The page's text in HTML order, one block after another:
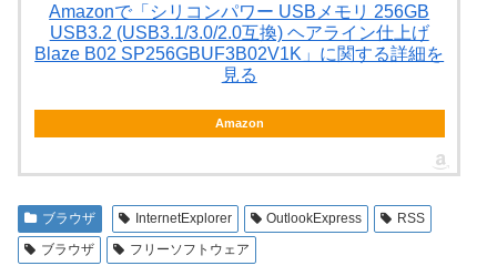
Amazonで「シリコンパワー USBメモリ 256GB
USB3.2 (USB3.1/3.0/2.0互換) ヘアライン仕上げ
Blaze B02 SP256GBUF3B02V1K」に関する詳細を
見る
Amazon
ブラウザ InternetExplorer OutlookExpress
RSS
ブラウザ
フリーソフトウェア